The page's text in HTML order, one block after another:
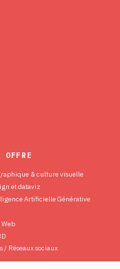
OFFRE
& culture visuelle
et dataviz
Artificielle Générative
Web
/ Réseaux sociaux